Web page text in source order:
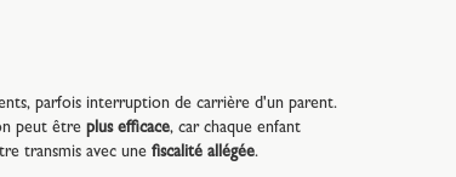
parfois interruption de carrière d'un parent.
peut être plus efficace, car chaque enfant
transmis avec une fiscalité allégée.